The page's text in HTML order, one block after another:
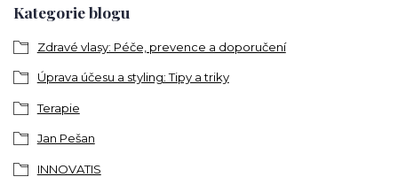
Kategorie blogu
Zdravé vlasy: Péče, prevence a doporučení
Úprava účesu a styling: Tipy a triky
Terapie
Jan Pešan
INNOVATIS